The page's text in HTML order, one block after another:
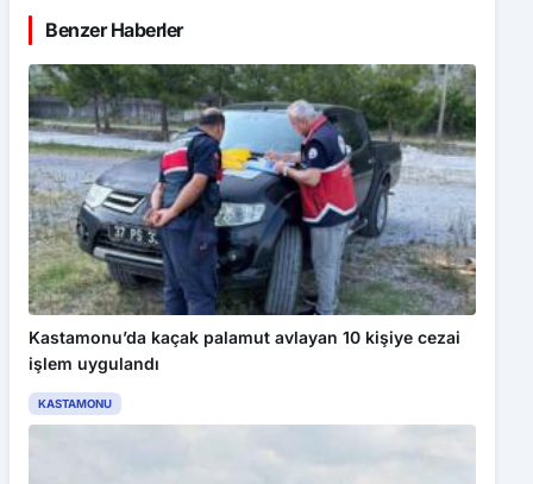
Benzer Haberler
Kastamonu’da kaçak palamut avlayan 10 kişiye cezai
işlem uygulandı
KASTAMONU